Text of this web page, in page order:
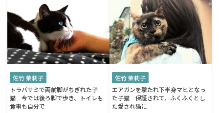
佐竹 茉莉子
トラバサミで両前脚がちぎれた子
猫 今では後ろ脚で歩き、トイレも
食事も自分で
佐竹 茉莉子
エアガンを撃たれ下半身マヒとなっ
た子猫 保護されて、ふくふくとし
た愛され猫に